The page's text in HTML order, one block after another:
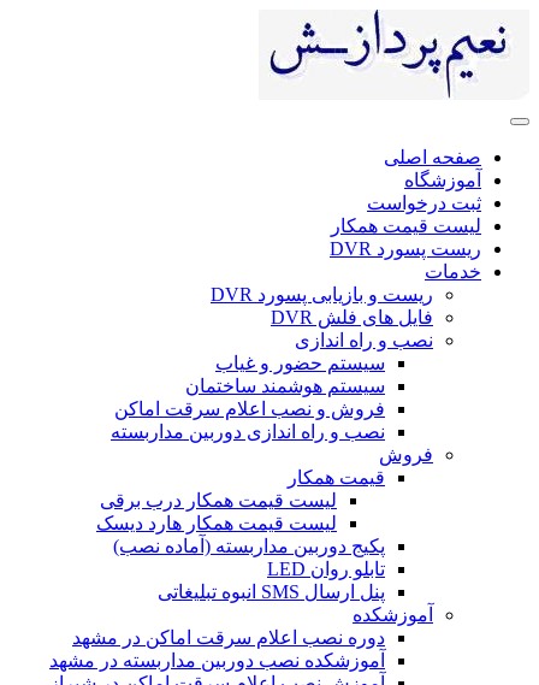
صفحه اصلی
آموزشگاه
ثبت درخواست
لیست قیمت همکار
ریست پسورد DVR
خدمات
ریست و بازیابی پسورد DVR
فایل های فلش DVR
نصب و راه اندازی
سیستم حضور و غیاب
سیستم هوشمند ساختمان
فروش و نصب اعلام سرقت اماکن
نصب و راه اندازی دوربین مداربسته
فروش
قیمت همکار
لیست قیمت همکار درب برقی
لیست قیمت همکار هارد دیسک
پکیج دوربین مداربسته (آماده نصب)
تابلو روان LED
پنل ارسال SMS انبوه تبلیغاتی
آموزشکده
دوره نصب اعلام سرقت اماکن در مشهد
آموزشکده نصب دوربین مداربسته در مشهد